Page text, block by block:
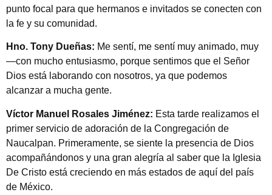
punto focal para que hermanos e invitados se conecten con
la fe y su comunidad.
Hno. Tony Dueñas: Me sentí, me sentí muy animado, muy
—con mucho entusiasmo, porque sentimos que el Señor
Dios está laborando con nosotros, ya que podemos
alcanzar a mucha gente.
Víctor Manuel Rosales Jiménez: Esta tarde realizamos el
primer servicio de adoración de la Congregación de
Naucalpan. Primeramente, se siente la presencia de Dios
acompañándonos y una gran alegría al saber que la Iglesia
De Cristo está creciendo en más estados de aquí del país
de México.